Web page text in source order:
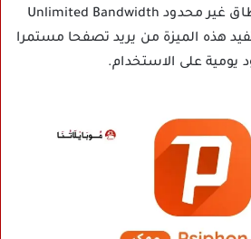
حول العالم مع عرض نطاق غير محدود Unlimited Bandwidth
هذه الميزة من يريد تصفحا مستمرا
على الاستخدام.